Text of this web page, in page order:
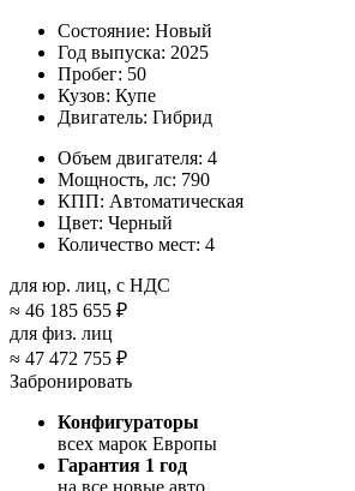
Состояние: Новый
Год выпуска: 2025
Пробег: 50
Кузов: Купе
Двигатель: Гибрид
Объем двигателя: 4
Мощность, лс: 790
КПП: Автоматическая
Цвет: Черный
Количество мест: 4
для юр. лиц, с НДС
≈ 46 185 655 ₽
для физ. лиц
≈ 47 472 755 ₽
Забронировать
Конфигураторы
всех марок Европы
Гарантия 1 год
на все новые авто